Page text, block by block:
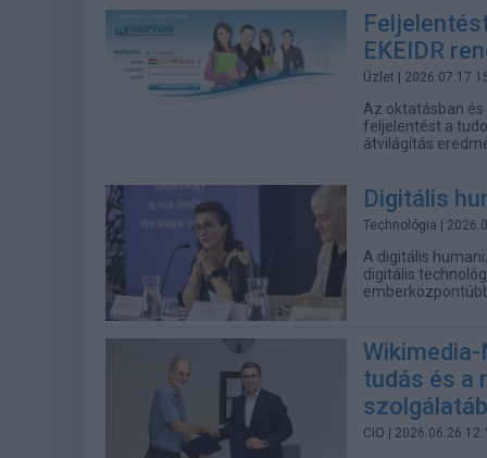
EKEIDR
Üzlet | 2026.07.17
Az oktatásban
feljelentést a
átvilágítás
Digitális
Technológia |
A digitális
digitális
tudás és a
CIO | 2026.06.26